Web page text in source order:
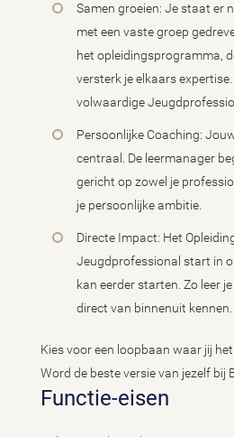
Samen groeien: Je staat er
met een vaste groep
het opleidingsprogramma,
versterk je elkaars
volwaardige
Persoonlijke Coaching:
centraal. De leermanager
gericht op zowel je
je persoonlijke ambitie.
Directe Impact: Het
Jeugdprofessional start in
kan eerder starten. Zo leer
direct van binnenuit kennen.
Kies voor een loopbaan waar jij
Word de beste versie van jezelf bij
Functie-eisen